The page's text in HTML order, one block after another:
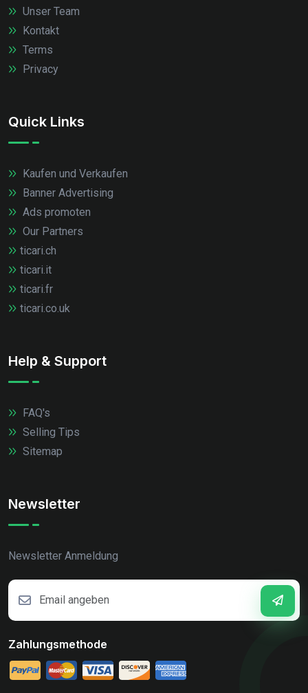
Unser Team
Kontakt
Terms
Privacy
Quick Links
Kaufen und Verkaufen
Banner Advertising
Ads promoten
Our Partners
ticari.ch
ticari.it
ticari.fr
ticari.co.uk
Help & Support
FAQ's
Selling Tips
Sitemap
Newsletter
Newsletter Anmeldung
Zahlungsmethode